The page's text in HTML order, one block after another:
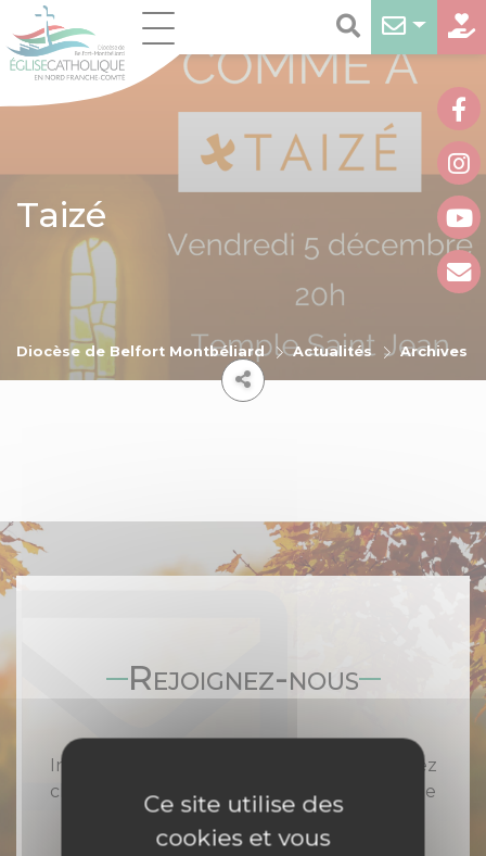
Taizé
Diocèse de Belfort Montbéliard Actualités Archives
Rejoignez-nous
Inscrivez-vous à notre newsletter et recevez
chaque semaine toute l'actualité catholique
en Nord Franche-Comté
Ce site utilise des
cookies et vous